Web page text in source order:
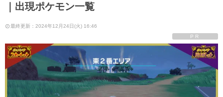
｜出現ポケモン一覧
最終更新：2024年12月24日(火) 16:46
PR